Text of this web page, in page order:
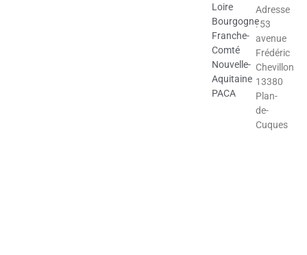
Loire
Bourgogne
Franche-
Comté
Nouvelle-
Aquitaine
PACA
Adresse
: 53
avenue
Frédéric
Chevillon
13380
Plan-
de-
Cuques